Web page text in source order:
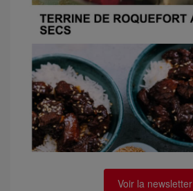
Voir la newsletter